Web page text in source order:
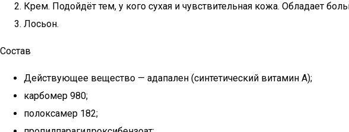
Крем. Подойдёт тем, у кого сухая и чувствительная кожа. Обладает
Лосьон.
Состав
Действующее вещество — адапален (синтетический витамин А);
карбомер 980;
полоксамер 182;